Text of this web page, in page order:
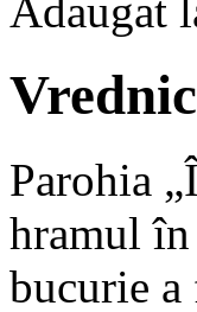
Adaugat
Parohia
hramul în
bucurie